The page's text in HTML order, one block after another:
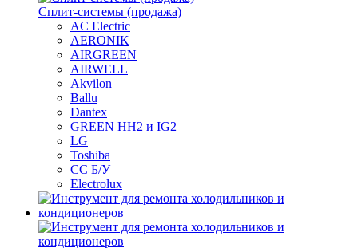
Сплит-системы (продажа)
AC Electric
AERONIK
AIRGREEN
AIRWELL
Akvilon
Ballu
Dantex
GREEN HH2 и IG2
LG
Toshiba
СС Б/У
Electrolux